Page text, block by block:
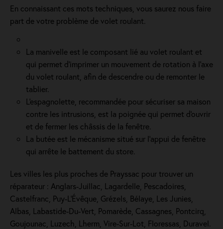
En connaissant ces mots techniques, vous saurez nous faire
part de votre problème de volet roulant.
La manivelle est le composant lié au volet roulant et
qui permet d’imprimer un mouvement de rotation à l’axe
du volet roulant, afin de descendre ou de remonter le
tablier.
L'espagnolette, recommandée pour sécuriser sa maison
contre les intrusions, est la poignée qui permet d'ouvrir
et de fermer les châssis de la fenêtre.
La butée est le mécanisme situé sur l’appui de fenêtre
qui arrête le battement du store.
Les villes les plus proches de Prayssac pour trouver un
réparateur : Anglars-Juillac, Lagardelle, Pescadoires,
Castelfranc, Puy-L'Évêque, Grézels, Bélaye, Les Junies,
Albas, Labastide-Du-Vert, Pomarède, Cassagnes, Pontcirq,
Goujounac, Luzech, Lherm, Vire-Sur-Lot, Floressas, Duravel.